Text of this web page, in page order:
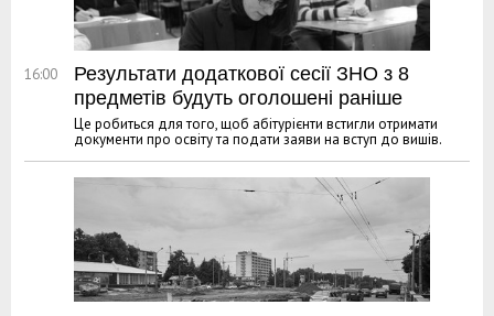
16:00
Результати додаткової сесії ЗНО з 8
предметів будуть оголошені раніше
Це робиться для того, щоб абітурієнти встигли отримати
документи про освіту та подати заяви на вступ до вишів.